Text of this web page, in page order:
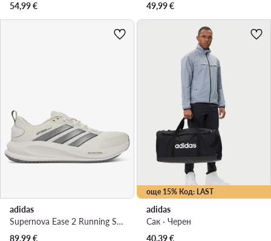
54,99€
49,99€
adidas
Supernova Ease 2 Running Shoes KJ1829 · Маратонки за бягане
89,99€
още 15% Код: LAST
adidas
Сак · Черен
40,39€